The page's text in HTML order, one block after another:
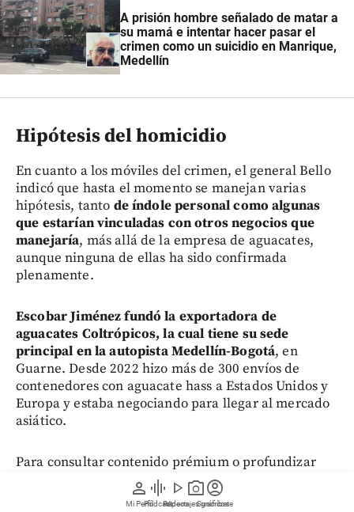
person
Mi Perfil
graphic_eq
Pódcast
play_arrow
Videos
photo_camera
Reportajes gráficos
account_circle
Suscríbete
A prisión hombre señalado de matar a
su mamá e intentar hacer pasar el
crimen como un suicidio en Manrique,
Medellín
Hipótesis del homicidio
En cuanto a los móviles del crimen, el general Bello
indicó que hasta el momento se manejan varias
hipótesis, tanto de índole personal como algunas
que estarían vinculadas con otros negocios que
manejaría, más allá de la empresa de aguacates,
aunque ninguna de ellas ha sido confirmada
plenamente.
Escobar Jiménez fundó la exportadora de
aguacates Coltrópicos, la cual tiene su sede
principal en la autopista Medellín-Bogotá, en
Guarne. Desde 2022 hizo más de 300 envíos de
contenedores con aguacate hass a Estados Unidos y
Europa y estaba negociando para llegar al mercado
asiático.
Para consultar contenido prémium o profundizar
sobre sus temas de interés de Medellín, Antioquia,
Colombia y el mundo, regístrese aquí